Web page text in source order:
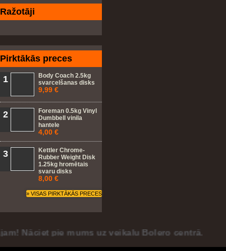
MODULE
SCROLL
PRESTASHOP
PLAN
LEASING
FORM
INSTALLMENT
CALL
FOR
PRESTASHOP
Ražotāji
Pirktākās preces
1
Body Coach 2.5kg
svarcelšanas disks
9,99 €
2
Foreman 0.5kg Vinyl
Dumbbell vinila
hantele
4,00 €
3
Kettler Chrome-
Rubber Weight Disk
1.25kg hromētais
svaru disks
8,00 €
» VISAS PIRKTĀKĀS PRECES
pie mums uz veikalu Bolero centrā.